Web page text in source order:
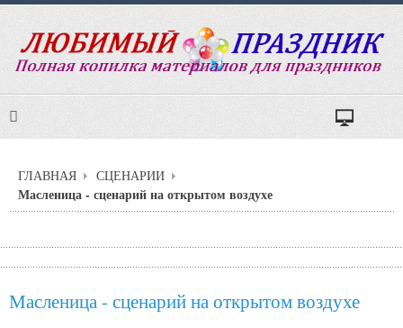
ГЛАВНАЯ СЦЕНАРИИ
Масленица - сценарий на открытом воздухе
Масленица - сценарий на открытом воздухе